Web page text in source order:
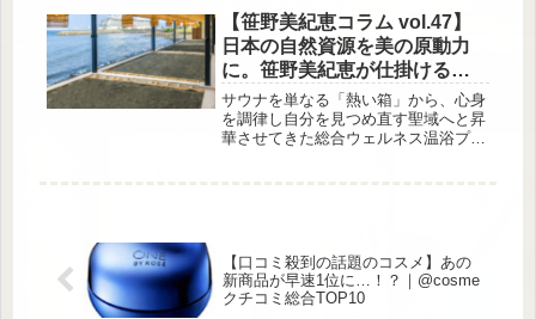
テ...
した新作を、ニット・ワンピースに分
けてご […]
【笹野美紀恵コラム vol.47】
日本の自然資源を美の原動力
に。笹野美紀恵が仕掛ける
「温泉×地球の恵み」のシナジ
ー
サウナを単なる「熱い箱」から、心身
を調律し自分を見つめ直す聖域へと昇
華させてきた総合ウェルネス温浴プロ
【口コミ殺到の話題のコスメ】あの
新商品が早速1位に…！？｜@cosme
クチコミ総合TOP10